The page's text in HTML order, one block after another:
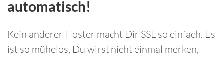
automatisch!
Kein anderer Hoster macht Dir SSL so einfach. Es
ist so mühelos, Du wirst nicht einmal merken,